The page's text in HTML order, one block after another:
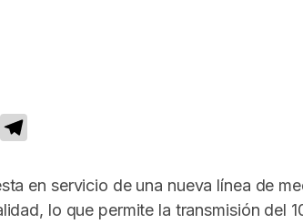
LinkedIn
en servicio de una nueva línea de
lo que permite la transmisión del